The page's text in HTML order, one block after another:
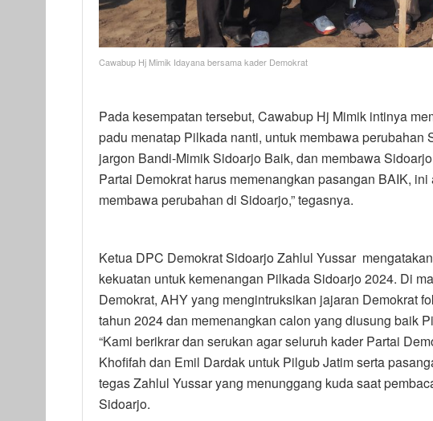
Cawabup Hj Mimik Idayana bersama kader Demokrat
Pada kesempatan tersebut, Cawabup Hj Mimik intinya
padu menatap Pilkada nanti, untuk membawa
jargon Bandi-Mimik Sidoarjo Baik, dan membawa
Partai Demokrat harus memenangkan pasangan BAIK,
membawa perubahan di Sidoarjo,” tegasnya.
Ketua DPC Demokrat Sidoarjo Zahlul Yussar
kekuatan untuk kemenangan Pilkada Sidoarjo 2024. Di
Demokrat, AHY yang mengintruksikan jajaran Demokrat
tahun 2024 dan memenangkan calon yang diusung baik
“Kami berikrar dan serukan agar seluruh kader Partai
Khofifah dan Emil Dardak untuk Pilgub Jatim serta
tegas Zahlul Yussar yang menunggang kuda saat
Sidoarjo.